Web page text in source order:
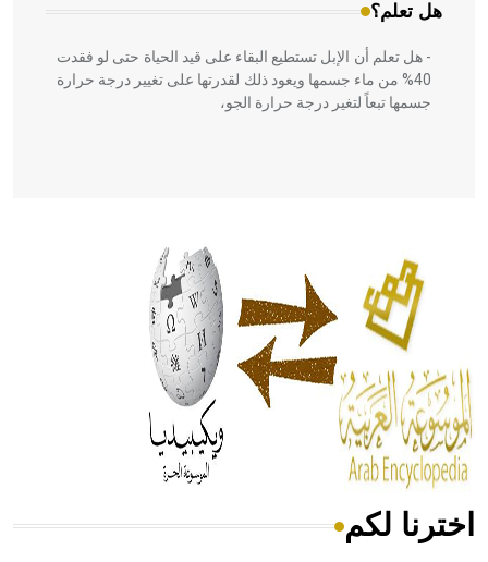
هل تعلم؟
- هل تعلم أن الإبل تستطيع البقاء على قيد الحياة حتى لو فقدت
40% من ماء جسمها ويعود ذلك لقدرتها على تغيير درجة حرارة
جسمها تبعاً لتغير درجة حرارة الجو،
الحكم، الأدلة، تنظيم التغذية، ورسالته في جروح الرأس. ويعود
له الفضل بأنه حرر الطب من الدين والفلسفة.
- هل تعلم أن المرجان إفراز حيواني يتكون في البحر ويتركب
من مادة كربونات الكلسيوم، وهو أحمر أو شديد الحمرة وهو
أجود أنواعه، ويمتاز بكبر الحجم ويسمى الش
هل تعلم أن الأبسيد كلمة فرنسية اللفظ تم اعتمادها مصطلحاً
اخترنا لكم